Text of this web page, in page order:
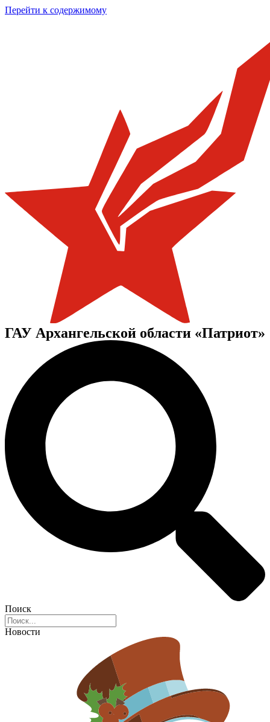
Перейти к содержимому
ГАУ Архангельской области «Патриот»
Поиск
Новости